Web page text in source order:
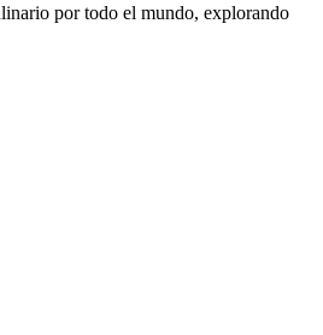
por todo el mundo, explorando